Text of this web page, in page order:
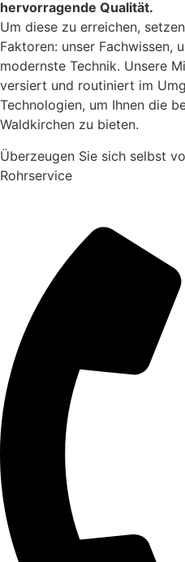
hervorragende Qualität.
Um diese zu erreichen,
Faktoren: unser Fachwissen,
modernste Technik. Unsere
versiert und routiniert im
Technologien, um Ihnen die
Waldkirchen zu bieten.
Überzeugen Sie sich selbst
Rohrservice